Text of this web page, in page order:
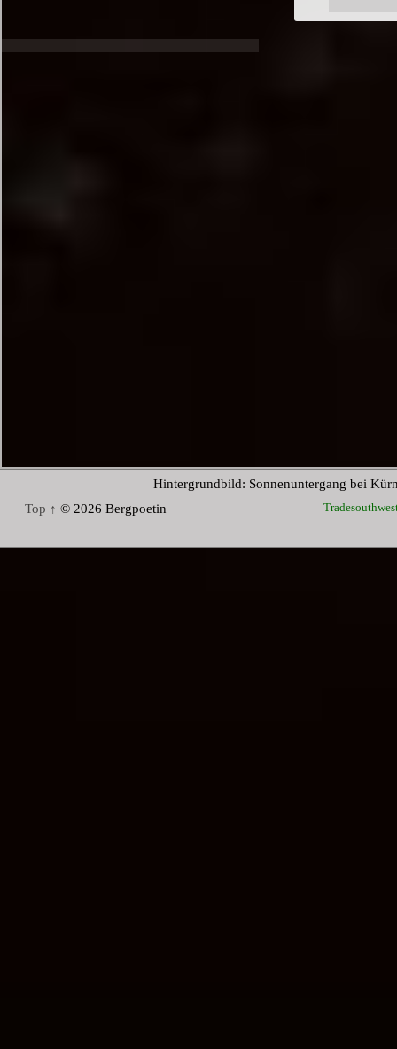
Hintergrundbild: Sonnenuntergang bei
Top ↑ © 2026 Bergpoetin